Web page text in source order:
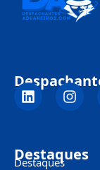
Destaques
Destaques